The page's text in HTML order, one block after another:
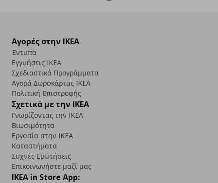
Αγορές στην IKEA
Έντυπα
Εγγυήσεις IKEA
Σχεδιαστικά Προγράμματα
Αγορά Δωρoκάρτας IKEA
Πολιτική Επιστροφής
Σχετικά με την IKEA
Γνωρίζοντας την IKEA
Βιωσιμότητα
Εργασία στην IKEA
Καταστήματα
Συχνές Ερωτήσεις
Επικοινωνήστε μαζί μας
IKEA in Store App: